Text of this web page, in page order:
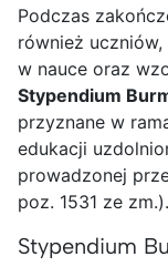
Podczas
również
w nauce oraz
Stypendium
przyznane w
edukacji
prowadzonej
poz. 1531 ze zm.).
Stypendium